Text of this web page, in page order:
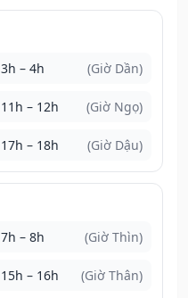
3h – 4h (Giờ Dần)
11h – 12h (Giờ Ngọ)
17h – 18h (Giờ Dậu)
7h – 8h (Giờ Thìn)
15h – 16h (Giờ Thân)